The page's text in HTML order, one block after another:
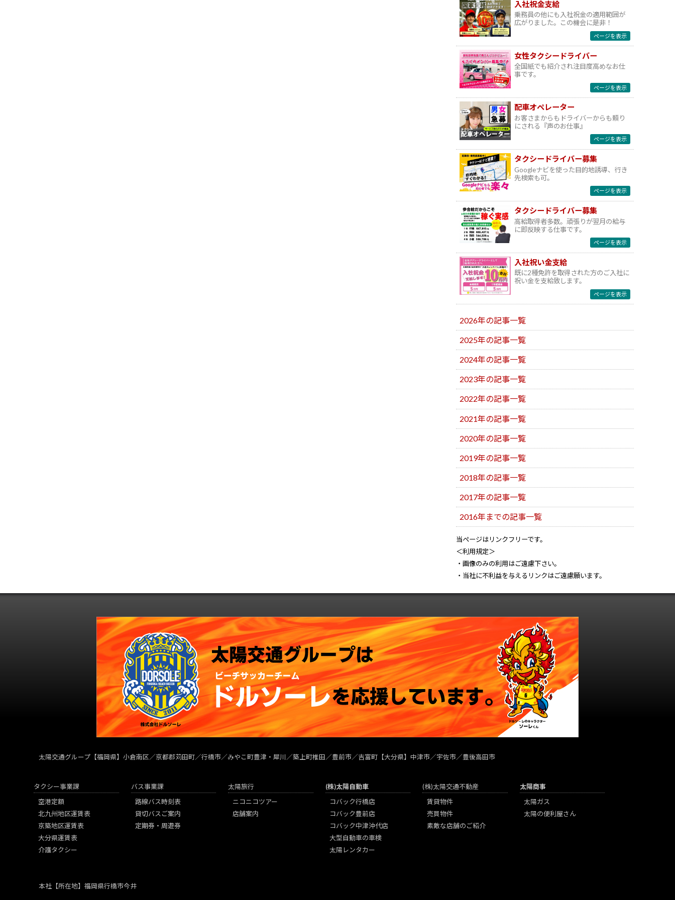
入社祝金支給
乗務員の他にも入社祝金の適用範囲が
広がりました。この機会に是非！
ページを表示
女性タクシードライバー
全国紙でも紹介され注目度高めなお仕
事です。
ページを表示
配車オペレーター
お客さまからもドライバーからも頼り
にされる『声のお仕事』
ページを表示
タクシードライバー募集
Googleナビを使った目的地誘導、行き
先検索も可。
ページを表示
タクシードライバー募集
高給取得者多数。頑張りが翌月の給与
に即反映する仕事です。
ページを表示
入社祝い金支給
既に2種免許を取得された方のご入社に
祝い金を支給致します。
ページを表示
2026年の記事一覧
2025年の記事一覧
2024年の記事一覧
2023年の記事一覧
2022年の記事一覧
2021年の記事一覧
2020年の記事一覧
2019年の記事一覧
2018年の記事一覧
2017年の記事一覧
2016年までの記事一覧
当ページはリンクフリーです。
＜利用規定＞
・画像のみの利用はご遠慮下さい。
・当社に不利益を与えるリンクはご遠慮願います。
太陽交通グループ 【福岡県】小倉南区／京都郡苅田町／行橋市／みやこ町豊津・犀川／築上町椎田／豊前市／吉富町【大分県】中津市／宇佐市／豊後高田市
タクシー事業課
空港定額
北九州地区運賃表
京築地区運賃表
大分県運賃表
介護タクシー
バス事業課
路線バス時刻表
貸切バスご案内
定期券・周遊券
太陽旅行
ニコニコツアー
店舗案内
(株)太陽自動車
コバック行橋店
コバック豊前店
コバック中津沖代店
大型自動車の車検
太陽レンタカー
(株)太陽交通不動産
賃貸物件
売買物件
素敵な店舗のご紹介
太陽商事
太陽ガス
太陽の便利屋さん
本社 【所在地】福岡県行橋市今井